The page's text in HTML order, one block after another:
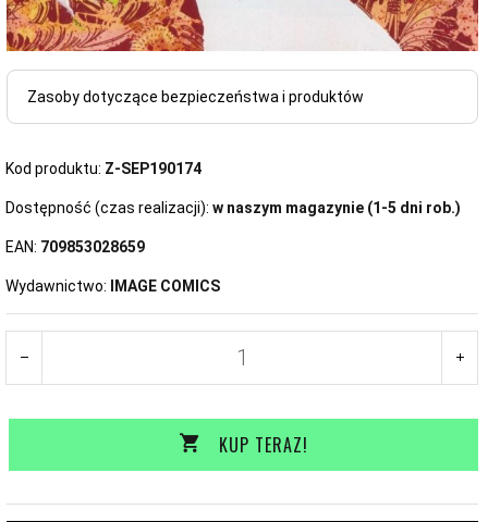
Zasoby dotyczące bezpieczeństwa i produktów
Kod produktu: Z-SEP190174
Dostępność (czas realizacji): w naszym magazynie (1-5 dni rob.)
EAN: 709853028659
Wydawnictwo: IMAGE COMICS
KUP TERAZ!